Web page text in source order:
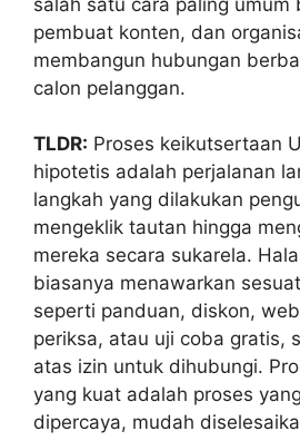
pembuat konten, dan
membangun hubungan
calon pelanggan.
TLDR: Proses keikutsertaan
hipotetis adalah perjalanan
langkah yang dilakukan
mengeklik tautan hingga
mereka secara sukarela.
biasanya menawarkan
seperti panduan, diskon,
periksa, atau uji coba gratis,
atas izin untuk dihubungi.
yang kuat adalah proses
dipercaya, mudah